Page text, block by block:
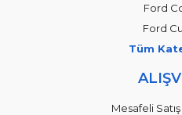
Ford
Ford
Tüm
Mesafeli